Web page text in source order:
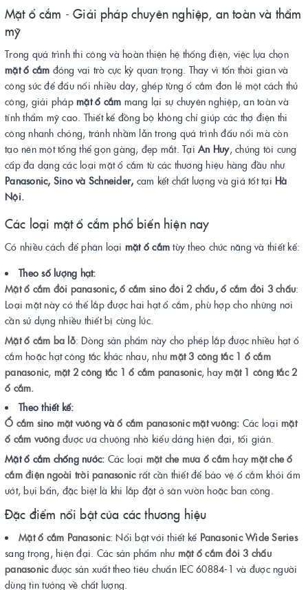
Mặt ổ cắm - Giải pháp chuyên nghiệp, an toàn và thẩm
mỹ
Trong quá trình thi công và hoàn thiện hệ thống điện, việc lựa chọn
mặt ổ cắm đóng vai trò cực kỳ quan trọng. Thay vì tốn thời gian và
công sức để đấu nối nhiều dây, ghép từng ổ cắm đơn lẻ một cách thủ
công, giải pháp mặt ổ cắm mang lại sự chuyên nghiệp, an toàn và
tính thẩm mỹ cao. Thiết kế đồng bộ không chỉ giúp các thợ điện thi
công nhanh chóng, tránh nhầm lẫn trong quá trình đấu nối mà còn
tạo nên một tổng thể gọn gàng, đẹp mắt. Tại An Huy, chúng tôi cung
cấp đa dạng các loại mặt ổ cắm từ các thương hiệu hàng đầu như
Panasonic, Sino và Schneider, cam kết chất lượng và giá tốt tại Hà
Nội.
Các loại mặt ổ cắm phổ biến hiện nay
Có nhiều cách để phân loại mặt ổ cắm tùy theo chức năng và thiết kế:
Theo số lượng hạt:
Mặt ổ cắm đôi panasonic,ổ cắm sino đôi 2 chấu, ổ cắm đôi 3 chấu:
Loại mặt này có thể lắp được hai hạt ổ cắm, phù hợp cho những nơi
cần sử dụng nhiều thiết bị cùng lúc.
Mặt ổ cắm ba lỗ: Dòng sản phẩm này cho phép lắp được nhiều hạt ổ
cắm hoặc hạt công tắc khác nhau, nhưmặt 3 công tắc 1 ổ cắm
panasonic, mặt 2 công tắc 1 ổ cắm panasonic, haymặt 1 công tắc 2
ổ cắm.
Theo thiết kế:
Ổ cắm sino mặt vuôngvà ổ cắm panasonic mặt vuông: Các loại mặt
ổ cắm vuôngđược ưa chuộng nhờ kiểu dáng hiện đại, tối giản.
Mặt ổ cắm chống nước: Các loại mặt che mưa ổ cắm haymặt che ổ
cắm điện ngoài trời panasonicrất cần thiết để bảo vệ ổ cắm khỏi ẩm
ướt, bụi bẩn, đặc biệt là khi lắp đặt ở sân vườn hoặc ban công.
Đặc điểm nổi bật của các thương hiệu
Mặt ổ cắm Panasonic: Nổi bật với thiết kế Panasonic Wide Series
sang trọng, hiện đại. Các sản phẩm như mặt ổ cắm đôi 3 chấu
panasonicđược sản xuất theo tiêu chuẩn IEC 60884-1 và được người
dùng tin tưởng về chất lượng.